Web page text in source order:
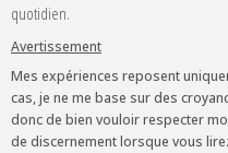
quotidien.
Avertissement
Mes expériences reposent
cas, je ne me base sur des
donc de bien vouloir respecter
de discernement lorsque vous